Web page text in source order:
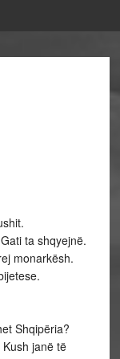
ta shqyejnë.
monarkësh.
Shqipëria?
janë të